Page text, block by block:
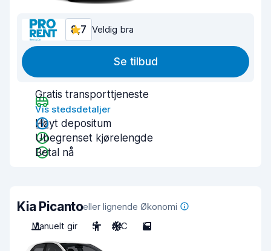
8,7 Veldig bra
Se tilbud
Gratis transporttjeneste
Vis stedsdetaljer
Høyt depositum
Ubegrenset kjørelengde
Betal nå
Kia Picantoeller lignende Økonomi
Manuelt gir
5 A/C 5